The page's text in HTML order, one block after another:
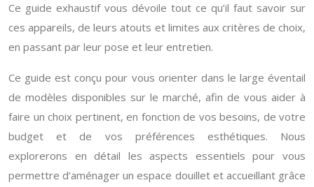
Ce guide exhaustif vous dévoile tout ce qu’il faut savoir sur
ces appareils, de leurs atouts et limites aux critères de choix,
en passant par leur pose et leur entretien.
Ce guide est conçu pour vous orienter dans le large éventail
de modèles disponibles sur le marché, afin de vous aider à
faire un choix pertinent, en fonction de vos besoins, de votre
budget et de vos préférences esthétiques. Nous
explorerons en détail les aspects essentiels pour vous
permettre d’aménager un espace douillet et accueillant grâce